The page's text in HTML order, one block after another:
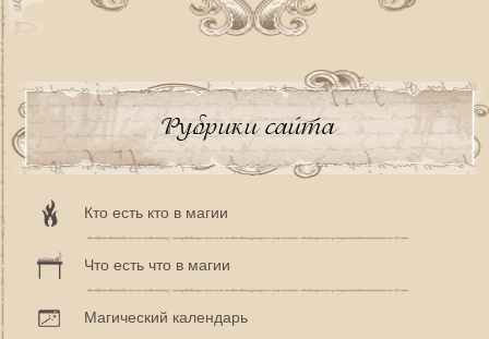
Рубрики сайта
Кто есть кто в магии
Что есть что в магии
Магический календарь